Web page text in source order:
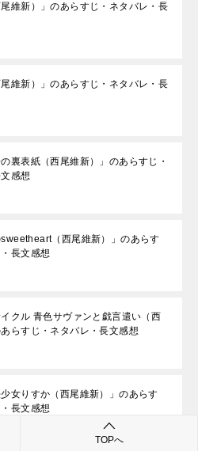
尾維新）」のあらすじ・ネタバレ・長
尾維新）」のあらすじ・ネタバレ・長
の裏表紙（西尾維新）」のあらすじ・
感想
sweetheart（西尾維新）」のあらす
長文感想
イクル 青色サヴァンと戯言遣い（西
らすじ・ネタバレ・長文感想
少女りすか（西尾維新）」のあらす
長文感想
TOPへ